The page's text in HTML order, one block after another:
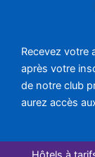
Recevez votre
après votre
de notre club
aurez accès